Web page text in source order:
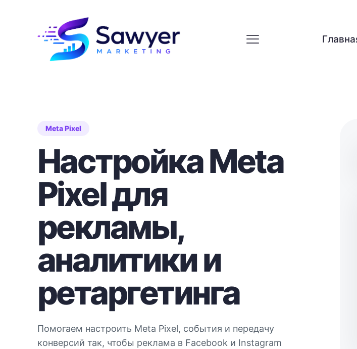
Meta Pixel
Настройка Meta
Pixel для
рекламы,
аналитики и
ретаргетинга
Помогаем настроить Meta Pixel, события и передачу
конверсий так, чтобы реклама в Facebook и Instagram